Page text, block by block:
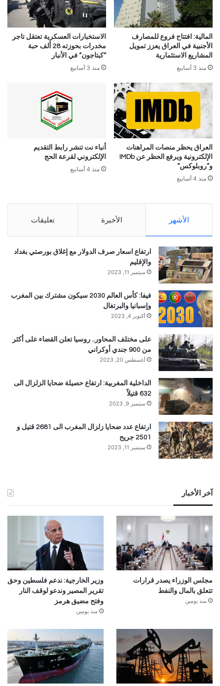
المالية: افتتاح فروع للمصارف
الأجنبية في العراق يعزز تمويل
المشاريع الاستثمارية
منذ 3 أسابيع
الاستخبارات العسكرية تعتقل تاجر
مخدرات بحوزته 28 ألف حبة
“كبتاجون” في الأنبار
منذ 3 أسابيع
العراق يحظر منصات المراهنات
الإلكترونية ويرفع الحظر عن IMDb
و”روبلوكس”
منذ 4 أسابيع
أنباء نت تنشر رابط التقديم
الإلكتروني لقرعة الحج
منذ 4 أسابيع
الأشهر الأخيرة تعليقات
ارتفاع اسعار صرف الدولار مع إغلاق بورصتي بغداد
والإقليم
سبتمبر 11, 2023
فيفا: كأس العالم 2030 سيكون مشترك بين المغرب
وإسبانيا والبرتغال
أكتوبر 4, 2023
على مختلف المحاور.. روسيا تعلن القضاء على أكثر
من 900 جندي أوكراني
أغسطس 20, 2023
الداخلية المغربية: ارتفاع حصيلة ضحايا الزلزال الى
632 قتيلاً
سبتمبر 9, 2023
ارتفاع عدد ضحايا زلزال المغرب الى 2681 قتيل و
2501 جريح
سبتمبر 11, 2023
آخر الأخبار
مجلس الوزراء يصدر قرارات
تتعلق بالمال والنفط
منذ يومين
وزير الخارجية: ندعم فلسطين وحق
تقرير المصير وندعو لوقف النار
وفتح مضيق هرمز
منذ يومين